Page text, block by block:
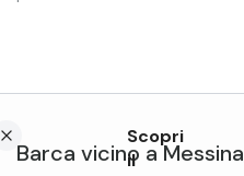
Barca vicino aMessina
Scopri
il